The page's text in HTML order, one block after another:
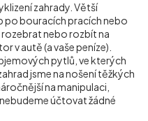
zahrady. Větší
po bouracích pracích nebo
rozebrat nebo rozbít na
v autě (a vaše peníze).
pytlů, ve kterých
jsme na nošení těžkých
na manipulaci,
účtovat žádné